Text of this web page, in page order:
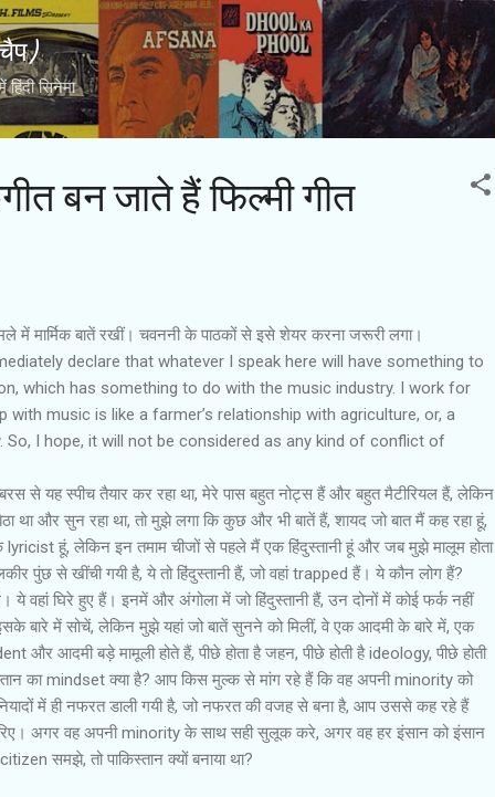
Skip to main content
सिनेमा
बन जाते हैं फिल्‍मी गीत
में मार्मिक बातें रखीं। चवननी के पाठकों से इसे शेयर करना जरूरी लगा।
declare that whatever I speak here will have something to
which has something to do with the music industry. I work for
with music is like a farmer’s relationship with agriculture, or, a
So, I hope, it will not be considered as any kind of conflict of
से यह स्‍पीच तैयार कर रहा था, मेरे पास बहुत नोट्स हैं और बहुत मैटीरियल हैं, लेकिन
था और सुन रहा था, तो मुझे लगा कि कुछ और भी बातें हैं, शायद जो बात मैं कह रहा हूं,
हूं, लेकिन इन तमाम चीजों से पहले मैं एक हिंदुस्‍तानी हूं और जब मुझे मालूम होता
पुंछ से खींची गयी है, ये तो हिंदुस्‍तानी हैं, जो वहां trapped हैं। ये कौन लोग हैं?
ये वहां घिरे हुए हैं। इनमें और अंगोला में जो हिंदुस्‍तानी हैं, उन दोनों में कोई फर्क नहीं
बारे में सोचें, लेकिन मुझे यहां जो बातें सुनने को मिलीं, वे एक आदमी के बारे में, एक
और आदमी बड़े मामूली होते हैं, पीछे होता है जहन, पीछे होती है ideology, पीछे होती
का mindset क्या है? आप किस मुल्‍क से मांग रहे हैं कि वह अपनी minority को
में ही नफरत डाली गयी है, जो नफरत की वजह से बना है, आप उससे कह रहे हैं
अगर वह अपनी minority के साथ सही सुलूक करे, अगर वह हर इंसान को इंसान
समझे, तो पाकिस्‍तान क्‍यों बनाया था?